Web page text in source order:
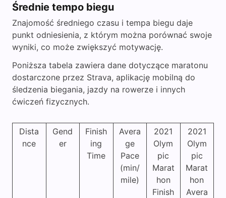
Średnie tempo biegu
Znajomość średniego czasu i tempa biegu daje
punkt odniesienia, z którym można porównać swoje
wyniki, co może zwiększyć motywację.
Poniższa tabela zawiera dane dotyczące maratonu
dostarczone przez Strava, aplikację mobilną do
śledzenia biegania, jazdy na rowerze i innych
ćwiczeń fizycznych.
Dista
nce
Gend
er
Finish
ing
Time
Avera
ge
Pace
(min/
mile)
2021
Olym
pic
Marat
hon
Finish
2021
Olym
pic
Marat
hon
Avera